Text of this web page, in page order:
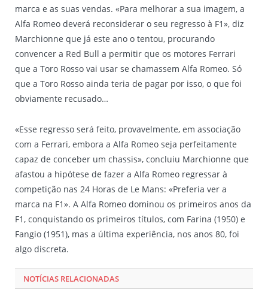
marca e as suas vendas. «Para melhorar a sua imagem, a
Alfa Romeo deverá reconsiderar o seu regresso à F1», diz
Marchionne que já este ano o tentou, procurando
convencer a Red Bull a permitir que os motores Ferrari
que a Toro Rosso vai usar se chamassem Alfa Romeo. Só
que a Toro Rosso ainda teria de pagar por isso, o que foi
obviamente recusado…
«Esse regresso será feito, provavelmente, em associação
com a Ferrari, embora a Alfa Romeo seja perfeitamente
capaz de conceber um chassis», concluiu Marchionne que
afastou a hipótese de fazer a Alfa Romeo regressar à
competição nas 24 Horas de Le Mans: «Preferia ver a
marca na F1». A Alfa Romeo dominou os primeiros anos da
F1, conquistando os primeiros títulos, com Farina (1950) e
Fangio (1951), mas a última experiência, nos anos 80, foi
algo discreta.
NOTÍCIAS RELACIONADAS